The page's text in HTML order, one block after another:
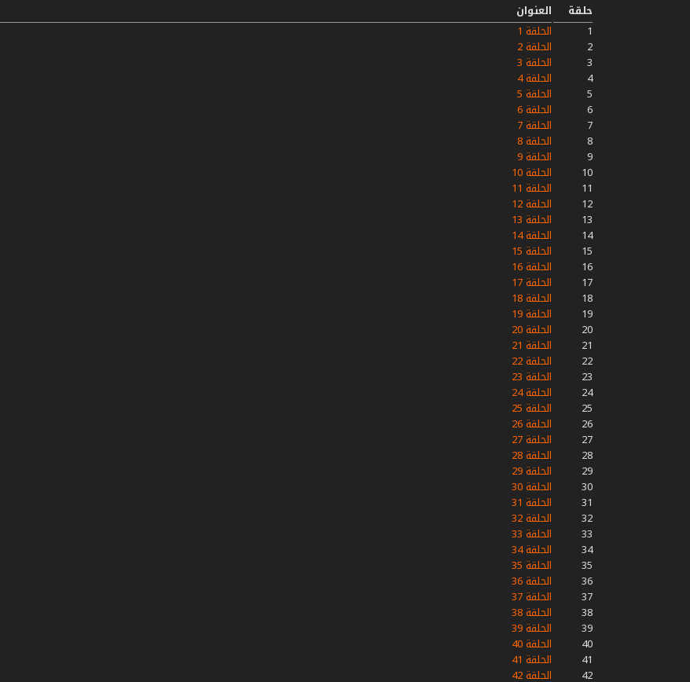
حلقة العنوان
1
الحلقة 1
2
الحلقة 2
3
الحلقة 3
4
الحلقة 4
5
الحلقة 5
6
الحلقة 6
7
الحلقة 7
8
الحلقة 8
9
الحلقة 9
10
الحلقة 10
11
الحلقة 11
12
الحلقة 12
13
الحلقة 13
14
الحلقة 14
15
الحلقة 15
16
الحلقة 16
17
الحلقة 17
18
الحلقة 18
19
الحلقة 19
20
الحلقة 20
21
الحلقة 21
22
الحلقة 22
23
الحلقة 23
24
الحلقة 24
25
الحلقة 25
26
الحلقة 26
27
الحلقة 27
28
الحلقة 28
29
الحلقة 29
30
الحلقة 30
31
الحلقة 31
32
الحلقة 32
33
الحلقة 33
34
الحلقة 34
35
الحلقة 35
36
الحلقة 36
37
الحلقة 37
38
الحلقة 38
39
الحلقة 39
40
الحلقة 40
41
الحلقة 41
42
الحلقة 42